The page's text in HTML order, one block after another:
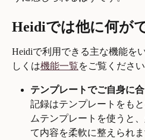
Heidiでは他に何が
Heidiで利用できる主な機能を
しくは機能一覧をご覧ください
テンプレートでご自身に
記録はテンプレートをも
ムテンプレートを使うと
て内容を柔軟に整えられ